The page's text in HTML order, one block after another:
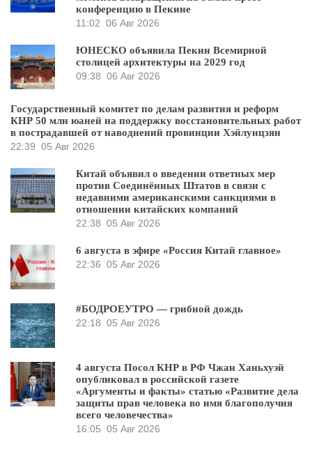
конференцию в Пекине
11:02 06 Авг 2026
ЮНЕСКО объявила Пекин Всемирной
столицей архитектуры на 2029 год
09:38 06 Авг 2026
Государственный комитет по делам развития и реформ
КНР 50 млн юаней на поддержку восстановительных работ
в пострадавшей от наводнений провинции Хэйлунцзян
22:39 05 Авг 2026
Китай объявил о введении ответных мер
против Соединённых Штатов в связи с
недавними американскими санкциями в
отношении китайских компаний
22:38 05 Авг 2026
6 августа в эфире «Россия Китай главное»
22:36 05 Авг 2026
#БОДРОЕУТРО — грибной дождь
22:18 05 Авг 2026
4 августа Посол КНР в РФ Чжан Ханьхуэй
опубликовал в российской газете
«Аргументы и факты» статью «Развитие дела
защиты прав человека во имя благополучия
всего человечества»
16:05 05 Авг 2026